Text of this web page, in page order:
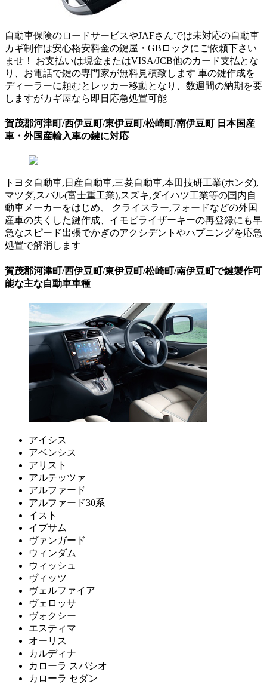
自動車保険のロードサービスやJAFさんでは未対応の自動車
カギ制作は安心格安料金の鍵屋・GBロックにご依頼下さい
ませ！ お支払いは現金またはVISA/JCB他のカード支払とな
り、お電話で鍵の専門家が無料見積致します 車の鍵作成を
ディーラーに頼むとレッカー移動となり、数週間の納期を要
しますがカギ屋なら即日応急処置可能
賀茂郡河津町/西伊豆町/東伊豆町/松崎町/南伊豆町 日本国産
車・外国産輸入車の鍵に対応
トヨタ自動車,日産自動車,三菱自動車,本田技研工業(ホンダ),
マツダ,スバル(富士重工業),スズキ,ダイハツ工業等の国内自
動車メーカーをはじめ、 クライスラー,フォードなどの外国
産車の失くした鍵作成、イモビライザーキーの再登録にも早
急なスピード出張でかぎのアクシデントやハプニングを応急
処置で解消します
賀茂郡河津町/西伊豆町/東伊豆町/松崎町/南伊豆町で鍵製作可
能な主な自動車車種
アイシス
アベンシス
アリスト
アルテッツァ
アルファード
アルファード30系
イスト
イプサム
ヴァンガード
ウィンダム
ウィッシュ
ヴィッツ
ヴェルファイア
ヴェロッサ
ヴォクシー
エスティマ
オーリス
カルディナ
カローラ スパシオ
カローラ セダン